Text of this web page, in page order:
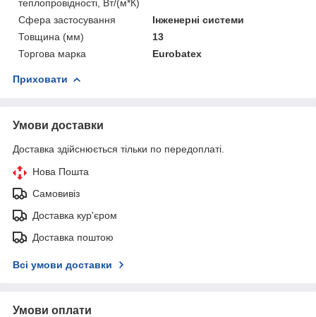
теплопровідності, Вт/(м*К)
Сфера застосування
Інженерні системи
Товщина (мм)
13
Торгова марка
Eurobatex
Приховати
Умови доставки
Доставка здійснюється тільки по передоплаті.
Нова Пошта
Самовивіз
Доставка кур'єром
Доставка поштою
Всі умови доставки
Умови оплати